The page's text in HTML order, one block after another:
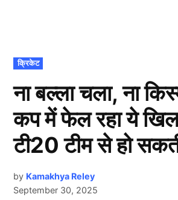
POSTED
IN
क्रिकेट
ना बल्ला चला, ना
कप में फेल रहा ये
टी20 टीम से हो
by Kamakhya Reley
September 30, 2025